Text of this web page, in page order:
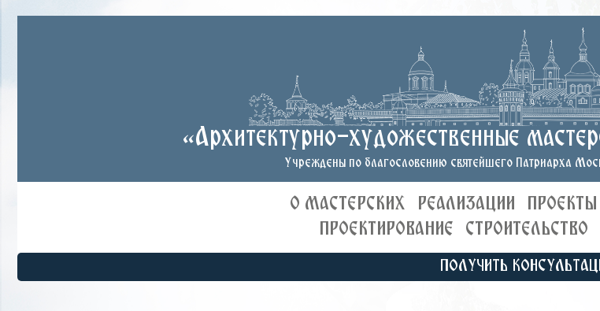
«Архитектурно-художественные
Учреждены по благословению святейшего Патриарха
О МАСТЕРСКИХ РЕАЛИЗАЦИИ ПРОЕКТЫ
ПРОЕКТИРОВАНИЕ
СТРОИТЕЛЬСТВО
ПОЛУЧИТЬ